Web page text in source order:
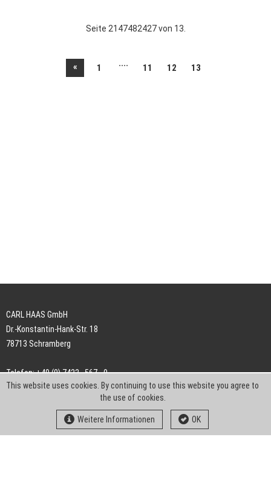
Seite 2147482427 von 13.
« 1 .... 11 12 13
CARL HAAS GmbH
Dr.-Konstantin-Hank-Str. 18
78713 Schramberg
Telefon: +49 (0) 7422 . 567 - 0
Telefax: +49 (0) 7422 . 567 - 239
info-ch@kern-liebers.com
This website uses cookies. By continuing to use this website you agree to
the use of cookies.
Weitere Informationen OK